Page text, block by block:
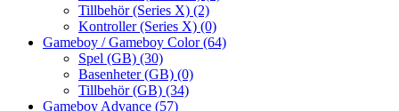
Tillbehör (Series X) (2)
Kontroller (Series X) (0)
Gameboy / Gameboy Color(64)
Spel (GB) (30)
Basenheter (GB) (0)
Tillbehör (GB) (34)
Gameboy Advance (57)